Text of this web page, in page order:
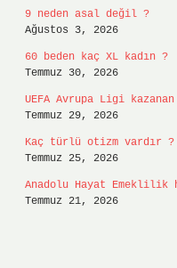
9 neden asal değil ?
Ağustos 3, 2026
60 beden kaç XL kadın ?
Temmuz 30, 2026
UEFA Avrupa Ligi
Temmuz 29, 2026
Kaç türlü otizm vardır ?
Temmuz 25, 2026
Anadolu Hayat
Temmuz 21, 2026